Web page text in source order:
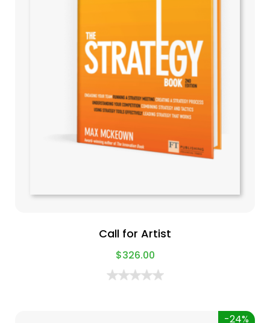
Call for Artist
$326.00
-24%